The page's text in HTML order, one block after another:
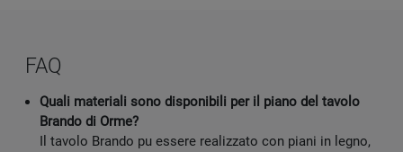
FAQ
Quali materiali sono disponibili per il piano del tavolo
Brando di Orme?
Il tavolo Brando pu essere realizzato con piani in legno,